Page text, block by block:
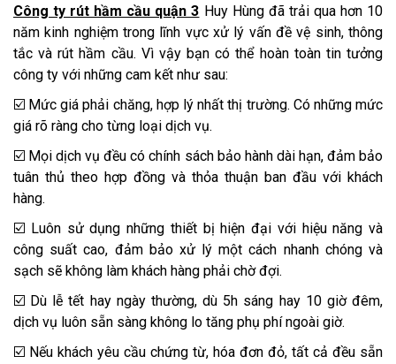
Công ty rút hầm cầu quận 3 Huy Hùng đã trải qua hơn 10
năm kinh nghiệm trong lĩnh vực xử lý vấn đề vệ sinh, thông
tắc và rút hầm cầu. Vì vậy bạn có thể hoàn toàn tin tưởng
công ty với những cam kết như sau:
☑️ Mức giá phải chăng, hợp lý nhất thị trường. Có những mức
giá rõ ràng cho từng loại dịch vụ.
☑️ Mọi dịch vụ đều có chính sách bảo hành dài hạn, đảm bảo
tuân thủ theo hợp đồng và thỏa thuận ban đầu với khách
hàng.
☑️ Luôn sử dụng những thiết bị hiện đại với hiệu năng và
công suất cao, đảm bảo xử lý một cách nhanh chóng và
sạch sẽ không làm khách hàng phải chờ đợi.
☑️ Dù lễ tết hay ngày thường, dù 5h sáng hay 10 giờ đêm,
dịch vụ luôn sẵn sàng không lo tăng phụ phí ngoài giờ.
☑️ Nếu khách yêu cầu chứng từ, hóa đơn đỏ, tất cả đều sẵn